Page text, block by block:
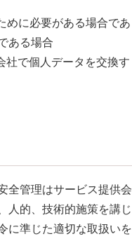
めに必要がある場合であ
ある場合
社で個人データを交換す
全管理はサービス提供会
人的、技術的施策を講じ
に準じた適切な取扱いを